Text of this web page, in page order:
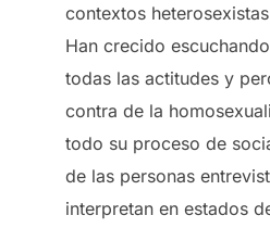
contextos
Han crecido
todas las actitudes y
contra de la
todo su proceso de
de las personas
interpretan en estados